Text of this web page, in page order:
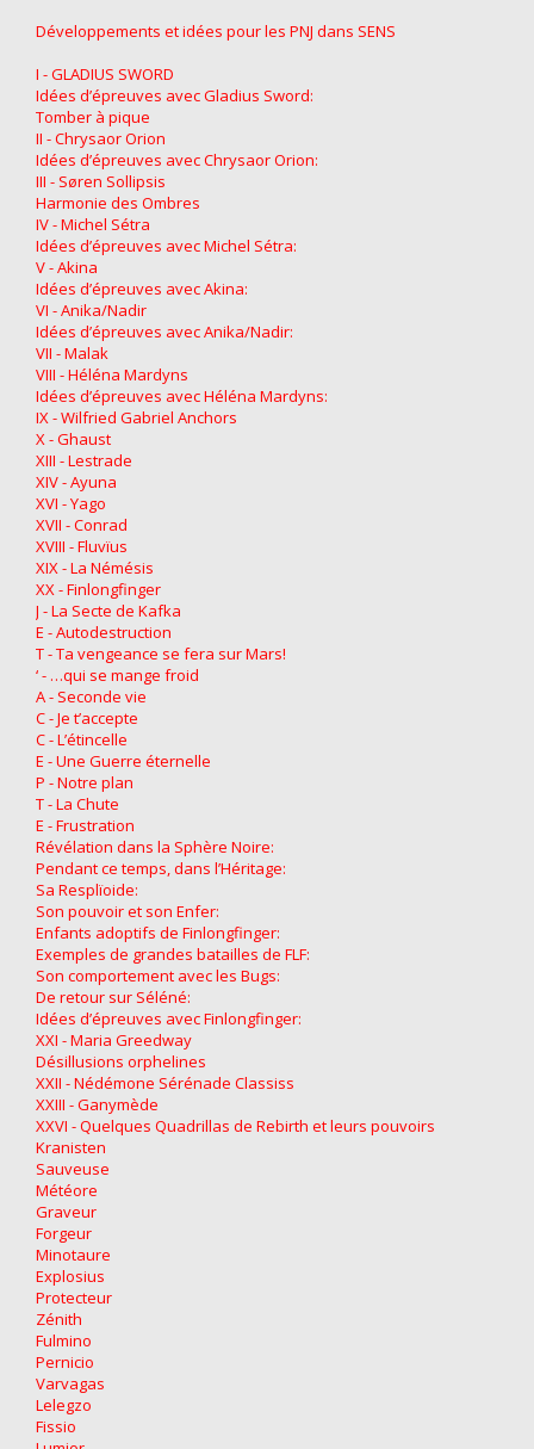
Développements et idées pour les PNJ dans SENS
I - GLADIUS SWORD
Idées d’épreuves avec Gladius Sword:
Tomber à pique
II - Chrysaor Orion
Idées d’épreuves avec Chrysaor Orion:
III - Søren Sollipsis
Harmonie des Ombres
IV - Michel Sétra
Idées d’épreuves avec Michel Sétra:
V - Akina
Idées d’épreuves avec Akina:
VI - Anika/Nadir
Idées d’épreuves avec Anika/Nadir:
VII - Malak
VIII - Héléna Mardyns
Idées d’épreuves avec Héléna Mardyns:
IX - Wilfried Gabriel Anchors
X - Ghaust
XIII - Lestrade
XIV - Ayuna
XVI - Yago
XVII - Conrad
XVIII - Fluvïus
XIX - La Némésis
XX - Finlongfinger
J - La Secte de Kafka
E - Autodestruction
T - Ta vengeance se fera sur Mars!
‘ - …qui se mange froid
A - Seconde vie
C - Je t’accepte
C - L’étincelle
E - Une Guerre éternelle
P - Notre plan
T - La Chute
E - Frustration
Révélation dans la Sphère Noire:
Pendant ce temps, dans l’Héritage:
Sa Resplïoide:
Son pouvoir et son Enfer:
Enfants adoptifs de Finlongfinger:
Exemples de grandes batailles de FLF:
Son comportement avec les Bugs:
De retour sur Séléné:
Idées d’épreuves avec Finlongfinger:
XXI - Maria Greedway
Désillusions orphelines
XXII - Nédémone Sérénade Classiss
XXIII - Ganymède
XXVI - Quelques Quadrillas de Rebirth et leurs pouvoirs
Kranisten
Sauveuse
Météore
Graveur
Forgeur
Minotaure
Explosius
Protecteur
Zénith
Fulmino
Pernicio
Varvagas
Lelegzo
Fissio